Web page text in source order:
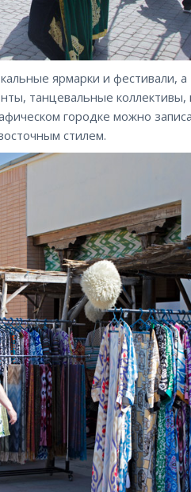
ярмарки и фестивали,
танцевальные коллективы,
городке можно
стилем.